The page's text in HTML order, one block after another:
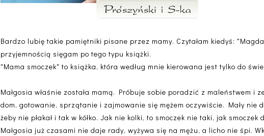
Bardzo lubię takie pamiętniki pisane przez mamy. Czytałam kiedyś:
przyjemnością sięgam po tego typu książki.
"Mama smoczek" to książka, która według mnie kierowana jest tylko do
Małgosia właśnie została mamą. Próbuje sobie poradzić z maleństwem i
dom, gotowanie, sprzątanie i zajmowanie się mężem oczywiście. Mały nie
żeby nie płakał i tak w kółko. Jak nie kolki, to smoczek nie taki, jak
Małgosia już czasami nie daje rady, wyżywa się na mężu, a licho nie śpi.